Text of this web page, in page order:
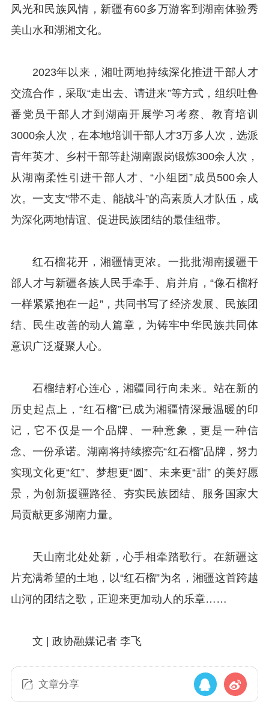
风光和民族风情，新疆有60多万游客到湖南体验秀
美山水和湖湘文化。
2023年以来，湘吐两地持续深化推进干部人才
交流合作，采取“走出去、请进来”等方式，组织吐鲁
番党员干部人才到湖南开展学习考察、教育培训
3000余人次，在本地培训干部人才3万多人次，选派
青年英才、乡村干部等赴湖南跟岗锻炼300余人次，
从湖南柔性引进干部人才、“小组团”成员500余人
次。一支支“带不走、能战斗”的高素质人才队伍，成
为深化两地情谊、促进民族团结的最佳纽带。
红石榴花开，湘疆情更浓。一批批湖南援疆干
部人才与新疆各族人民手牵手、肩并肩，“像石榴籽
一样紧紧抱在一起”，共同书写了经济发展、民族团
结、民生改善的动人篇章，为铸牢中华民族共同体
意识广泛凝聚人心。
石榴结籽心连心，湘疆同行向未来。站在新的
历史起点上，“红石榴”已成为湘疆情深最温暖的印
记，它不仅是一个品牌、一种意象，更是一种信
念、一份承诺。湖南将持续擦亮“红石榴”品牌，努力
实现文化更“红”、梦想更“圆”、未来更“甜” 的美好愿
景，为创新援疆路径、夯实民族团结、服务国家大
局贡献更多湖南力量。
天山南北处处新，心手相牵踏歌行。在新疆这
片充满希望的土地，以“红石榴”为名，湘疆这首跨越
山河的团结之歌，正迎来更加动人的乐章……
文 | 政协融媒记者 李飞
文章分享